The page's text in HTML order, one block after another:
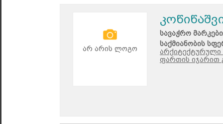
არ არის ლოგო
სავაჭრო
საქმიანობის
არქიტექტურული
ფართის იჯარით